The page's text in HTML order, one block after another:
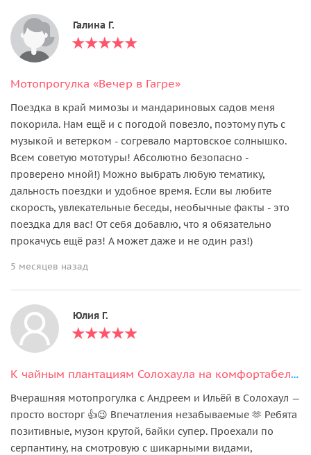
Галина Г.
Мотопрогулка «Вечер в Гагре»
Поездка в край мимозы и мандариновых садов меня
покорила. Нам ещё и с погодой повезло, поэтому путь с
музыкой и ветерком - согревало мартовское солнышко.
Всем советую мототуры! Абсолютно безопасно -
проверено мной!) Можно выбрать любую тематику,
дальность поездки и удобное время. Если вы любите
скорость, увлекательные беседы, необычные факты - это
поездка для вас! От себя добавлю, что я обязательно
прокачусь ещё раз! А может даже и не один раз!)
5 месяцев назад
Юлия Г.
К чайным плантациям Солохаула на комфортабельном мотоцикле!
Вчерашняя мотопрогулка с Андреем и Ильёй в Солохаул —
просто восторг 👍😉 Впечатления незабываемые 🫶 Ребята
позитивные, музон крутой, байки супер. Проехали по
серпантину, на смотровую с шикарными видами,